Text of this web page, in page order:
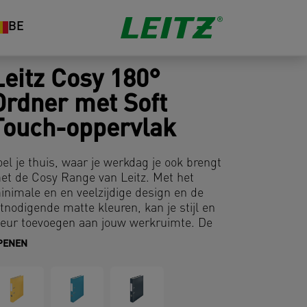
BE
Cosy 180°
met Soft
oppervlak
je thuis, waar je werkdag je ook brengt
de Cosy Range van Leitz. Met het
en en veelzijdige design en de
matte kleuren, kan je stijl en
toevoegen aan jouw werkruimte. De
180° ordner is ideaal voor het
er een 50% bredere opening ontstaat
je 20% sneller kan archiveren. Deze